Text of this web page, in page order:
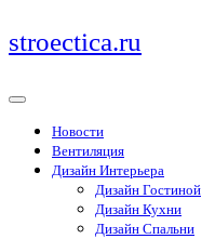
Перейти
к
stroectica.ru
Новости
Вентиляция
Дизайн Интерьера
Дизайн Гостиной
Дизайн Кухни
Дизайн Спальни